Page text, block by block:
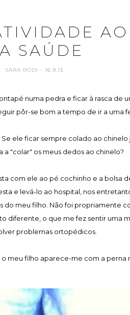
AO
SAÚDE
SARA RODI - 16.9.13
numa pedra e ficar à rasca de
pôr-se bom a tempo de ir a uma
ele ficar sempre colado ao chinelo
a "colar" os meus dedos ao chinelo?
com ele ao pé cochinho e a bolsa
e levá-lo ao hospital, nos
do meu filho. Não foi propriamente
diferente, o que me fez sentir uma
problemas ortopédicos.
meu filho aparece-me com a perna